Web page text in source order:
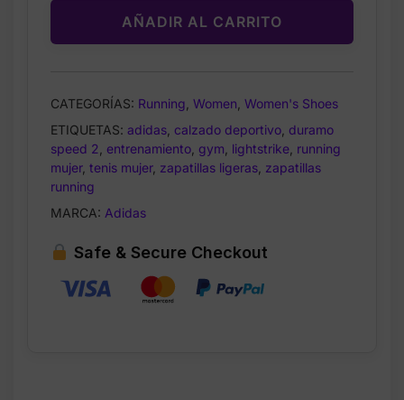
AÑADIR AL CARRITO
CATEGORÍAS: Running Women Women's Shoes
ETIQUETAS: adidas calzado deportivo duramo
speed 2 entrenamiento gym lightstrike running
mujer, tenis mujer, zapatillas ligeras zapatillas
running
MARCA: Adidas
Safe & Secure Checkout